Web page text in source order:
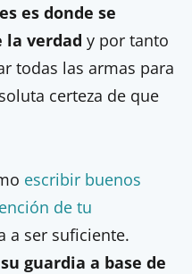
es donde se
la verdad y por tanto
todas las armas para
certeza de que
escribir buenos
de tu
a ser suficiente.
guardia a base de